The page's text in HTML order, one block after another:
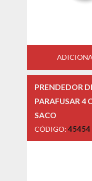
PRENDEDOR
PARAFUSAR 4
SACO
CÓDIGO: 45454